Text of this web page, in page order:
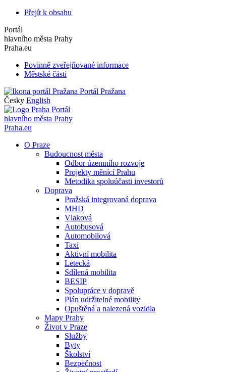
Přejít k obsahu
Portál
hlavního města Prahy
Praha.eu
Povinně zveřejňované informace
Městské části
Portál Pražana
Česky English
Portál
hlavního města Prahy
Praha.eu
O Praze
Budoucnost města
Odbor územního rozvoje
Projekty měnící Prahu
Metodika spoluúčasti investorů
Doprava
Pražská integrovaná doprava
MHD
Vlaková
Autobusová
Automobilová
Taxi
Aktivní mobilita
Letecká
Sdílená mobilita
BESIP
Spolupráce v dopravě
Plán udržitelné mobility
Opuštěná a nalezená vozidla
Mapy Prahy
Život v Praze
Služby
Byty
Školství
Bezpečnost